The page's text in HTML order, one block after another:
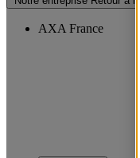
AXA France